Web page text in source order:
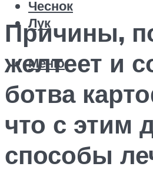
Чеснок
Лук
Меню
Причины,
желтеет и
ботва
что с этим
способы